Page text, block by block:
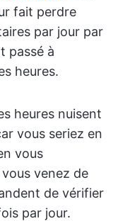
fait perdre
par jour par
passé à
heures.
heures nuisent
vous seriez en
vous
venez de
de vérifier
par jour.